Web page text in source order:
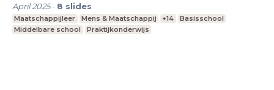
April 2025- 8 slides
Maatschappijleer Mens & Maatschappij +14
Basisschool
Middelbare school
Praktijkonderwijs